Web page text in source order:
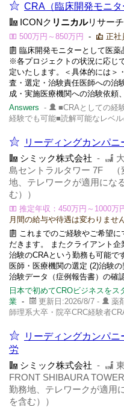
CRA（臨床開発モニタ
ICONク リニカルリサー
500万円～850万円 -
正社
臨床開発モニターとして医薬
※各プロジェクトの状況に応じ
定いたします。＜具体的には＞
査・選定・治験責任医師への治
成・実施医療機関への治験依頼
Answers -
■CRAとしての経
経験でも可能■読解可能なレベ
リーディングカンパニ
シミック株式会社 -
島セントラルタワー 7F （
地、テレワークが適用にな
む））
推定年収：450万円～1000
月間の給与や待遇は変わりま
これまでのご経験やご希望
だきます。 またクライアント
治験のCRAという勤務も可能で
医師・医療機関の選定 (2)治験
治験データ（症例報告書）の確
日本で初めてCROビジネスを
業 - 更新日:2026/8/7 -
薬
師理系大卒・院卒CRC経験者
リーディングカンパ
労
シミック株式会社 -
FRONT SHIBAURA
勤務地、テレワークが適用
を含む））